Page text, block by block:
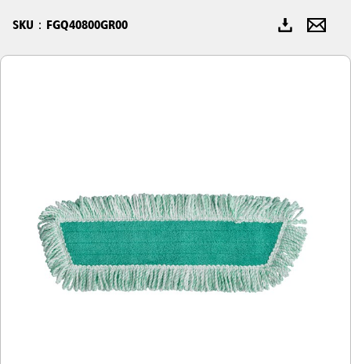
韓国 (KR)
日本 (JP)
マレーシア
インドネシア
台湾（中国語）
SKU：FGQ40800GR00